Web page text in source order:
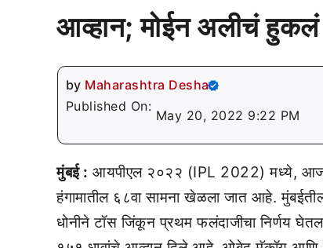
आव्हान; मोईन अलीचं
by Maharashtra Desha
Published On:
May 20, 2022 9:22 PM
मुंबई : आयपीएल २०२२ (IPL 2022) मध्ये, आज
हंगामातील ६८वा सामना खेळला जात आहे.
धोनीने टॉस जिंकून प्रथम फलंदाजीचा निर्णय